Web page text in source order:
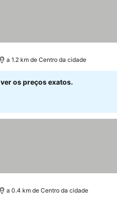
a 1.2 km de Centro da cidade
os preços exatos.
a 0.4 km de Centro da cidade